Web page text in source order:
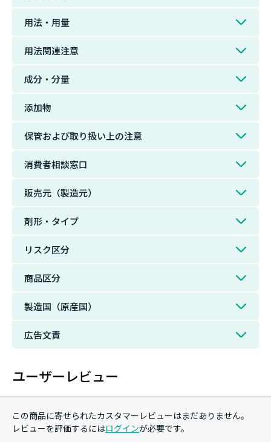
用法・用量
用法関連注意
成分・分量
添加物
保管および取り扱い上の注意
消費者相談窓口
販売元（製造元）
剤形・タイプ
リスク区分
商品区分
製造国（原産国）
広告文責
ユーザーレビュー
この商品に寄せられたカスタマーレビューはまだありません。
レビューを評価するにはログインが必要です。